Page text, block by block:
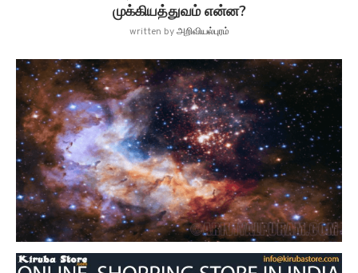
முக்கியத்துவம் என்ன?
written byஅறிவியல்புரம்